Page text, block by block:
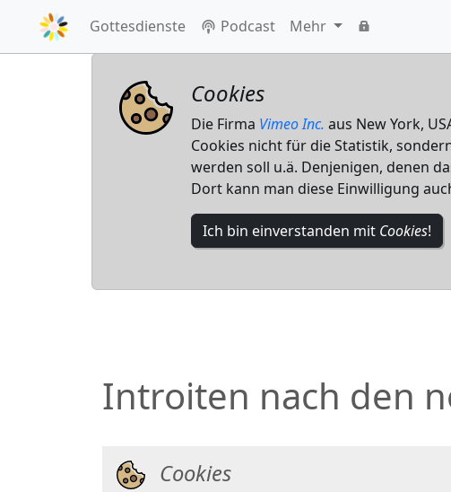
Gottesdienste Podcast Mehr
Cookies
Die Firma Vimeo Inc. aus New York,
Cookies nicht für die Statistik,
werden soll u.ä. Denjenigen, denen
Dort kann man diese Einwilligung
Ich bin einverstanden mit Cookies!
Introiten nach den